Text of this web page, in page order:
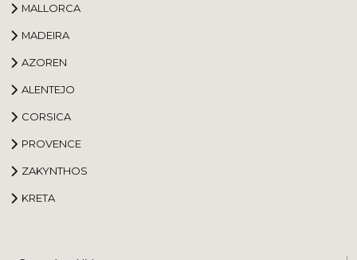
MALLORCA
MADEIRA
AZOREN
ALENTEJO
CORSICA
PROVENCE
ZAKYNTHOS
KRETA